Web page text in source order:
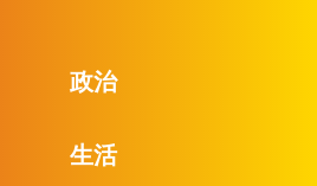
政治
生活